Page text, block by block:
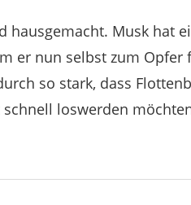
hausgemacht. Musk hat
er nun selbst zum
so stark, dass
loswerden